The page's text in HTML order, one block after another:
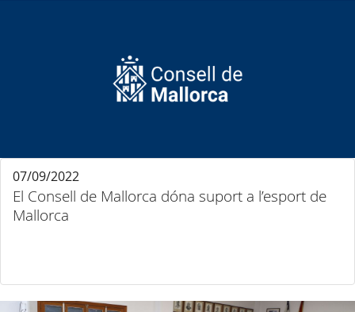
El Consell de Mallorca dóna suport a l’esport de
Mallorca
07/09/2022